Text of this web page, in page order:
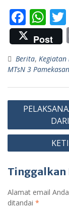
F
ac
e
b
o
o
k
W
h
at
s
A
p
p
Post
Berita,
MTsN 3 Pamekasan
Navigasi
Tinggalkan
Alamat email
ditandai *